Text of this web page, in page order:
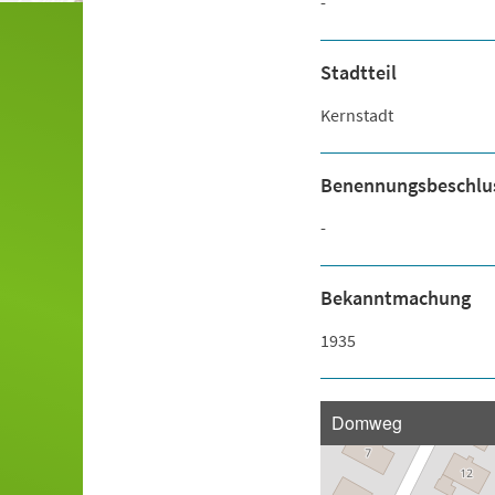
Stadtteil
Kernstadt
-
Bekanntmachung
1935
Domweg